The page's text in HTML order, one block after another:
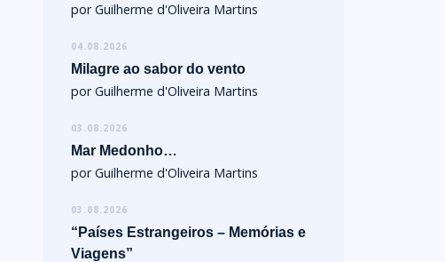
por Guilherme d'Oliveira Martins
04.08.2026
Milagre ao sabor do vento
por Guilherme d'Oliveira Martins
03.08.2026
Mar Medonho…
por Guilherme d'Oliveira Martins
03.08.2026
“Países Estrangeiros – Memórias e
Viagens”